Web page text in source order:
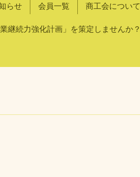
らせ 会員一覧 商工会について
業継続力強化計画」を策定しませんか？